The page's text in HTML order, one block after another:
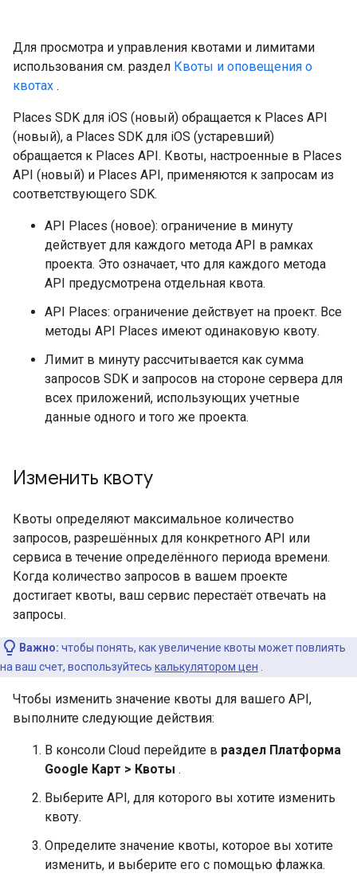
Для просмотра и управления квотами и лимитами
использования см. раздел Квоты и оповещения о
квотах .
Places SDK для iOS (новый) обращается к Places API
(новый), а Places SDK для iOS (устаревший)
обращается к Places API. Квоты, настроенные в Places
API (новый) и Places API, применяются к запросам из
соответствующего SDK.
API Places (новое): ограничение в минуту
действует для каждого метода API в рамках
проекта. Это означает, что для каждого метода
API предусмотрена отдельная квота.
API Places: ограничение действует на проект. Все
методы API Places имеют одинаковую квоту.
Лимит в минуту рассчитывается как сумма
запросов SDK и запросов на стороне сервера для
всех приложений, использующих учетные
данные одного и того же проекта.
Изменить квоту
Квоты определяют максимальное количество
запросов, разрешённых для конкретного API или
сервиса в течение определённого периода времени.
Когда количество запросов в вашем проекте
достигает квоты, ваш сервис перестаёт отвечать на
запросы.
Важно: чтобы понять, как увеличение квоты может повлиять
на ваш счет, воспользуйтесь калькулятором цен
Чтобы изменить значение квоты для вашего API,
выполните следующие действия:
В консоли Cloud перейдите в раздел Платформа
Google Карт > Квоты .
Выберите API, для которого вы хотите изменить
квоту.
Определите значение квоты, которое вы хотите
изменить, и выберите его с помощью флажка.